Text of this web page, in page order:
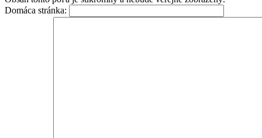
Domáca stránka: